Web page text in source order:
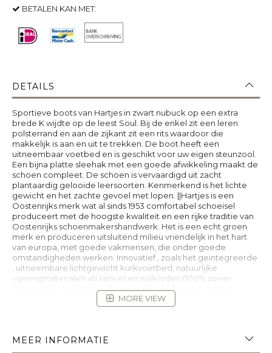
BETALEN KAN MET:
DETAILS
Sportieve boots van Hartjes in zwart nubuck op een extra
brede K wijdte op de leest Soul. Bij de enkel zit een leren
polsterrand en aan de zijkant zit een rits waardoor die
makkelijk is aan en uit te trekken. De boot heeft een
uitneembaar voetbed en is geschikt voor uw eigen steunzool.
Een bijna platte sleehak met een goede afwikkeling maakt de
schoen compleet. De schoen is vervaardigd uit zacht
plantaardig gelooide leersoorten. Kenmerkend is het lichte
gewicht en het zachte gevoel met lopen. ||Hartjes is een
Oostenrijks merk wat al sinds 1953 comfortabel schoeisel
produceert met de hoogste kwaliteit en een rijke traditie van
Oostenrijks schoenmakershandwerk. Het is een echt groen
merk en produceren uitsluitend milieu vriendelijk in het hart
van europa, met goede vakmensen, die onder goede
omstandigheden werken. Innovatief , zoals het geintegreerde
, uitneembare lichtgewicht kurkvoetbed, natuurlijke
voeringmaterialen als lamvel en walkloden (100% zuiver
scheerwol), de plantaardig gelooide leersoorten. Hartjes
verwerkt alleen hoogwaardige leersoorten. Ze beschermen
de voet door haar robuustheid, de binnenzijde voelt
Ruttenschoenen.nl
MORE VIEW
MEER INFORMATIE